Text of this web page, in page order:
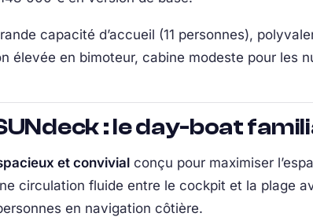
capacité d’accueil (11 personnes),
élevée en bimoteur, cabine modeste pour les
: le day-boat
et convivial conçu pour maximiser
circulation fluide entre le cockpit et la plage
en navigation côtière.